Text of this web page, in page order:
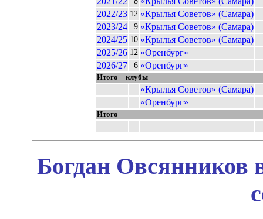
2022/23 12 «Крылья Советов» (Самара)
2023/24
9 «Крылья Советов» (Самара)
2024/25 10 «Крылья Советов» (Самара)
2025/26 12 «Оренбург»
2026/27
6 «Оренбург»
Итого – клубы
«Крылья Советов» (Самара)
«Оренбург»
Итого
Богдан Овсянников